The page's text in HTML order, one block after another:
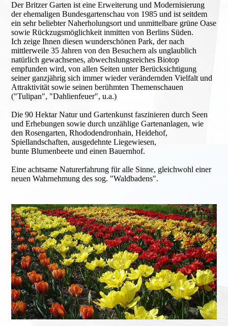
Der Britzer Garten ist eine Erweiterung und Modernisierung
der ehemaligen Bundesgartenschau von 1985 und ist seitdem
ein sehr beliebter Naherholungsort und unmittelbare grüne Oase
sowie Rückzugsmöglichkeit inmitten von Berlins Süden.
Ich zeige Ihnen diesen wunderschönen Park, der nach
mittlerweile 35 Jahren von den Besuchern als unglaublich
natürlich gewachsenes, abwechslungsreiches Biotop
empfunden wird, von allen Seiten unter Berücksichtigung
seiner ganzjährig sich immer wieder verändernden Vielfalt und
Attraktivität sowie seinen berühmten Themenschauen
("Tulipan", "Dahlienfeuer", u.a.)
Die 90 Hektar Natur und Gartenkunst faszinieren durch Seen
und Erhebungen sowie durch unzählige Gartenanlagen, wie
den Rosengarten, Rhododendronhain, Heidehof,
Spiellandschaften, ausgedehnte Liegewiesen,
bunte Blumenbeete und einen Bauernhof.
Eine achtsame Naturerfahrung für alle Sinne, gleichwohl einer
neuen Wahrnehmung des sog. "Waldbadens".